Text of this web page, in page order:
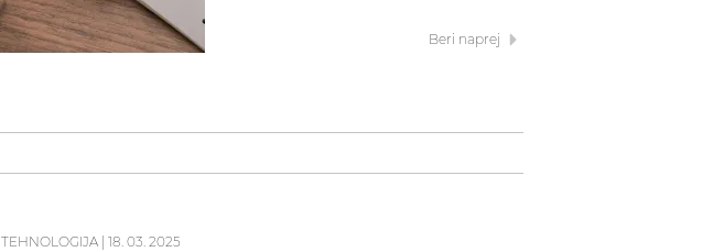
Beri naprej
TEHNOLOGIJA 18. 03. 2025